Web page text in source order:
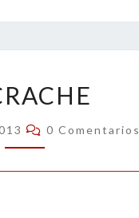
Comentarios
0 Comentarios